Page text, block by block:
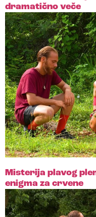
dramatično veče
Misterija plavog
enigma za crvene